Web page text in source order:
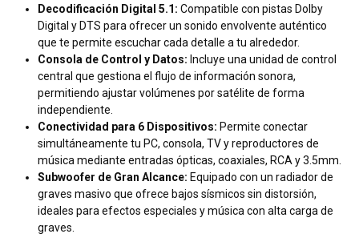
Decodificación Digital 5.1: Compatible con pistas Dolby
Digital y DTS para ofrecer un sonido envolvente auténtico
que te permite escuchar cada detalle a tu alrededor.
Consola de Control y Datos: Incluye una unidad de control
central que gestiona el flujo de información sonora,
permitiendo ajustar volúmenes por satélite de forma
independiente.
Conectividad para 6 Dispositivos: Permite conectar
simultáneamente tu PC, consola, TV y reproductores de
música mediante entradas ópticas, coaxiales, RCA y 3.5mm.
Subwoofer de Gran Alcance: Equipado con un radiador de
graves masivo que ofrece bajos sísmicos sin distorsión,
ideales para efectos especiales y música con alta carga de
graves.